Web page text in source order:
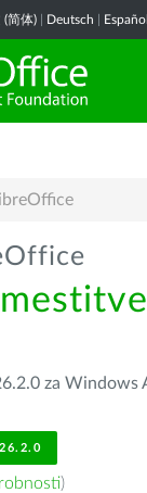
(简体) Deutsch Español
za Windows
)